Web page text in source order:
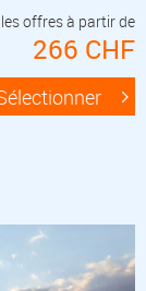
offres à partir de
266 CHF